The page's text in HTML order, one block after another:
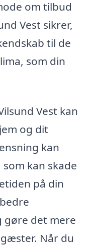
om tilbud
Vest sikrer,
til de
som din
Vest kan
og dit
kan
kan skade
på din
gøre det mere
Når du